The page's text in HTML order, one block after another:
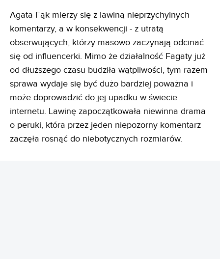
Agata Fąk mierzy się z lawiną nieprzychylnych
komentarzy, a w konsekwencji - z utratą
obserwujących, którzy masowo zaczynają odcinać
się od influencerki. Mimo że działalność Fagaty już
od dłuższego czasu budziła wątpliwości, tym razem
sprawa wydaje się być dużo bardziej poważna i
może doprowadzić do jej upadku w świecie
internetu. Lawinę zapoczątkowała niewinna drama
o peruki, która przez jeden niepozorny komentarz
zaczęła rosnąć do niebotycznych rozmiarów.